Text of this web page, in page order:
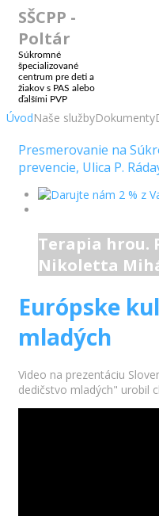
SŠCPP -
Poltár
Súkromné
špecializované
centrum pre deti a
žiakov s PAS alebo
ďalšími PVP
ÚvodNaše službyDokumenty
Presmerovanie na
prevencie, Ulica P.
Terapia hrou.
Nikoletta
Európske
mladých
Video na prezentáciu
dedičstvo mladých" urobil